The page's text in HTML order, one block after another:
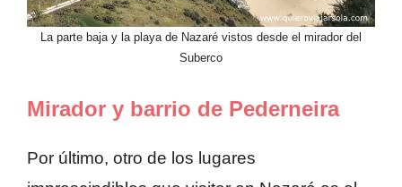
La parte baja y la playa de Nazaré vistos desde el mirador del
Suberco
Mirador y barrio de Pederneira
Por último, otro de los lugares